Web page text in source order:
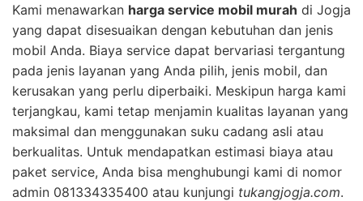
Kami menawarkan harga service mobil murah di Jogja
yang dapat disesuaikan dengan kebutuhan dan jenis
mobil Anda. Biaya service dapat bervariasi tergantung
pada jenis layanan yang Anda pilih, jenis mobil, dan
kerusakan yang perlu diperbaiki. Meskipun harga kami
terjangkau, kami tetap menjamin kualitas layanan yang
maksimal dan menggunakan suku cadang asli atau
berkualitas. Untuk mendapatkan estimasi biaya atau
paket service, Anda bisa menghubungi kami di nomor
admin 081334335400 atau kunjungi tukangjogja.com.